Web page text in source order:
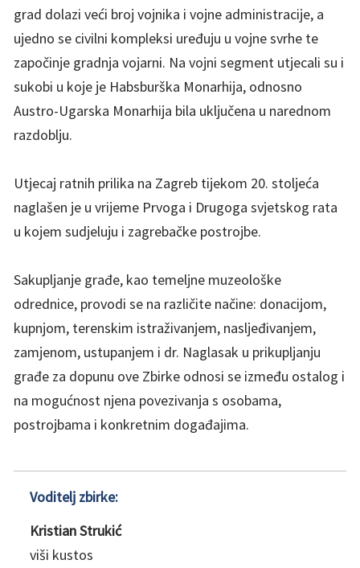
grad dolazi veći broj vojnika i vojne administracije, a
ujedno se civilni kompleksi uređuju u vojne svrhe te
započinje gradnja vojarni. Na vojni segment utjecali su i
sukobi u koje je Habsburška Monarhija, odnosno
Austro-Ugarska Monarhija bila uključena u narednom
razdoblju.
Utjecaj ratnih prilika na Zagreb tijekom 20. stoljeća
naglašen je u vrijeme Prvoga i Drugoga svjetskog rata
u kojem sudjeluju i zagrebačke postrojbe.
Sakupljanje građe, kao temeljne muzeološke
odrednice, provodi se na različite načine: donacijom,
kupnjom, terenskim istraživanjem, nasljeđivanjem,
zamjenom, ustupanjem i dr. Naglasak u prikupljanju
građe za dopunu ove Zbirke odnosi se između ostalog i
na mogućnost njena povezivanja s osobama,
postrojbama i konkretnim događajima.
Voditelj zbirke:
Kristian Strukić
viši kustos